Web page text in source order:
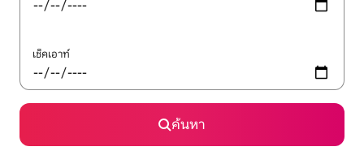
เช็คเอาท์
ค้นหา